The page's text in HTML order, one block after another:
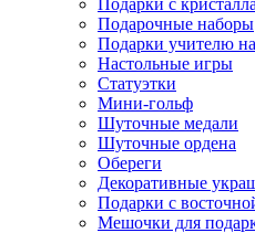
Подарки с
Подарочные наборы
Подарки учителю
Настольные игры
Статуэтки
Мини-гольф
Шуточные медали
Шуточные ордена
Обереги
Декоративные
Подарки с
Мешочки для